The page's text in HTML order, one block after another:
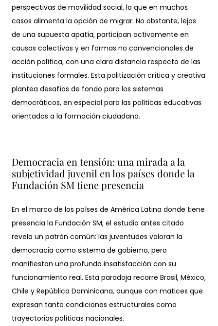
perspectivas de movilidad social, lo que en muchos
casos alimenta la opción de migrar. No obstante, lejos
de una supuesta apatía, participan activamente en
causas colectivas y en formas no convencionales de
acción política, con una clara distancia respecto de las
instituciones formales. Esta politización crítica y creativa
plantea desafíos de fondo para los sistemas
democráticos, en especial para las políticas educativas
orientadas a la formación ciudadana.
Democracia en tensión: una mirada a la
subjetividad juvenil en los países donde la
Fundación SM tiene presencia
En el marco de los países de América Latina donde tiene
presencia la Fundación SM, el estudio antes citado
revela un patrón común: las juventudes valoran la
democracia como sistema de gobierno, pero
manifiestan una profunda insatisfacción con su
funcionamiento real. Esta paradoja recorre Brasil, México,
Chile y República Dominicana, aunque con matices que
expresan tanto condiciones estructurales como
trayectorias políticas nacionales.